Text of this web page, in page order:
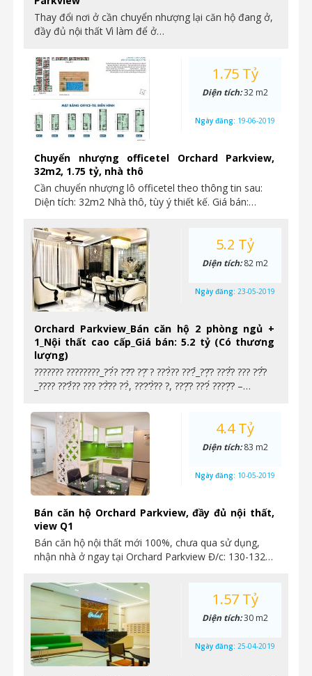
Thay đổi nơi ở cần chuyển nhượng lại căn hộ đang ở,
đầy đủ nội thất Vì làm để ở…
Chuyển nhượng officetel Orchard Parkview,
32m2, 1.75 tỷ, nhà thô
Cần chuyển nhượng lô officetel theo thông tin sau:
Diện tích: 32m2 Nhà thô, tùy ý thiết kế. Giá bán:…
1.75 Tỷ
Diện tích:32 m2
Ngày đăng: 19-06-2019
Orchard Parkview_Bán căn hộ 2 phòng ngủ +
1_Nội thất cao cấp_Giá bán: 5.2 tỷ (Có thương
lượng)
??????? ????????_??́? ??̆? ??̣̂ ? ???̀?? ???̉_??̣̂? ???̂́? ??? ??̂́?
_???? ???̉?? ??? ??̂̀?? ??̀, ???̛?̛̀?? ?, ???̣̂? ???́ ????̣̂? –…
5.2 Tỷ
Diện tích:82 m2
Ngày đăng: 23-05-2019
Bán căn hộ Orchard Parkview, đầy đủ nội thất,
view Q1
Bán căn hộ nội thất mới 100%, chưa qua sử dụng,
nhận nhà ở ngay tại Orchard Parkview Đ/c: 130-132…
4.4 Tỷ
Diện tích:83 m2
Ngày đăng: 10-05-2019
1.57 Tỷ
Diện tích:30 m2
Ngày đăng: 25-04-2019